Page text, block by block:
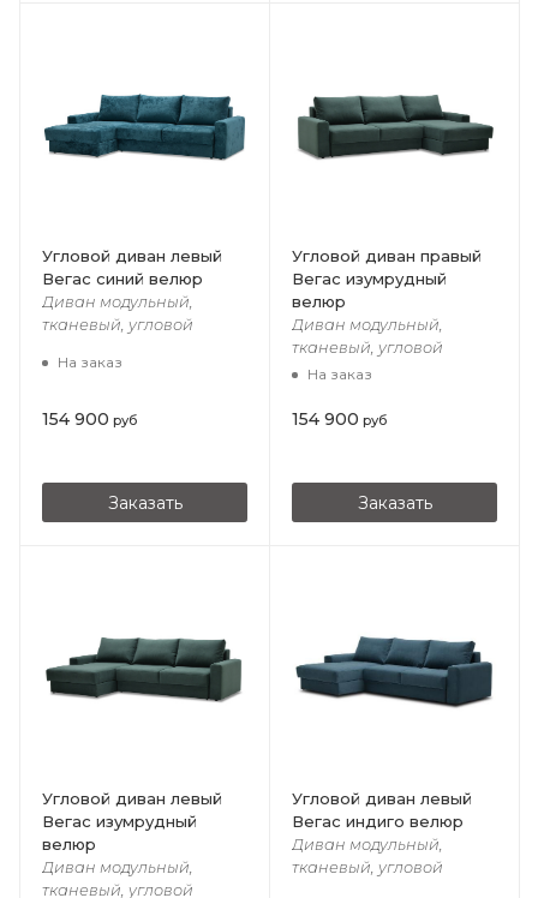
Угловой диван левый
Вегас синий велюр
Диван модульный,
тканевый, угловой
На заказ
154 900 руб
Заказать
Угловой диван правый
Вегас изумрудный
велюр
Диван модульный,
тканевый, угловой
На заказ
154 900 руб
Заказать
Угловой диван левый
Вегас изумрудный
велюр
Диван модульный,
тканевый, угловой
Угловой диван левый
Вегас индиго велюр
Диван модульный,
тканевый, угловой